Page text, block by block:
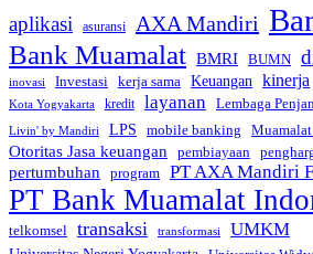
aplikasi asuransi AXA Mandiri
Bank Muamalat BMRI BUMN
inovasi Investasi kerja sama Keuangan kinerja
Kota Yogyakarta kredit layanan Lembaga
Livin' by Mandiri
LPS mobile banking
Otoritas Jasa keuangan pembiayaan
pertumbuhan program PT AXA Mandiri
PT Bank Muamalat
telkomsel transaksi transformasi UMKM